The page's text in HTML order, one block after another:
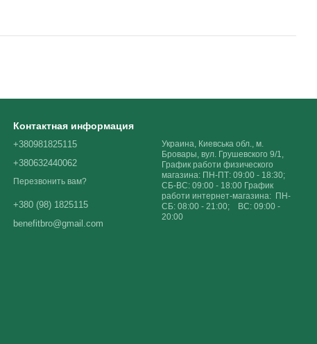
Контактная информация
+380981825115
+380632440062
Перезвонить вам?
+380 (98) 1825115
benefitbro@gmail.com
Украина, Киевська обл., м.
Бровары, вул. Грушевского 9/1,
График работи физического
магазина: ПН-ПТ: 09:00 - 18:30;
СБ-ВС: 09:00 - 18:00 График
работи интернет-магазина: ПН-
СБ: 08:00 - 21:00; ВС: 09:00 -
20:00